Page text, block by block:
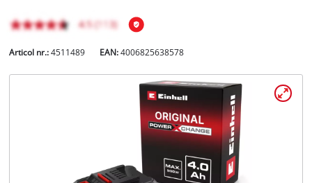
Articol nr.: 4511489 EAN:4006825638578